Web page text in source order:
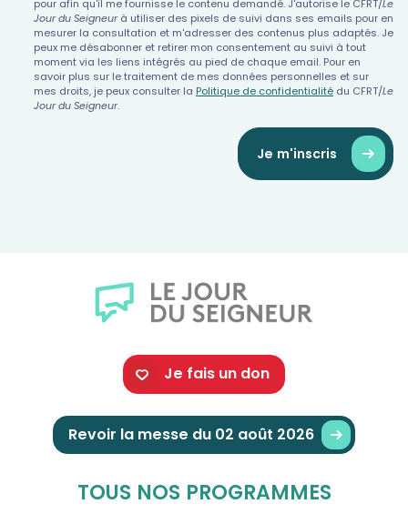
pour afin qu'il me fournisse le contenu demandé. J'autorise le CFRT/Le
Jour du Seigneurà utiliser des pixels de suivi dans ses emails pour en
mesurer la consultation et m'adresser des contenus plus adaptés. Je
peux me désabonner et retirer mon consentement au suivi à tout
moment via les liens intégrés au pied de chaque email. Pour en
savoir plus sur le traitement de mes données personnelles et sur
mes droits, je peux consulter la Politique de confidentialité du CFRT/Le
Jour du Seigneur.
Je m'inscris
Je fais un don
Revoir la messe du 02 août 2026
TOUS NOS PROGRAMMES